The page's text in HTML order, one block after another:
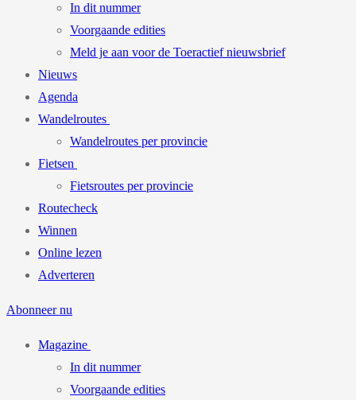
In dit nummer
Voorgaande edities
Meld je aan voor de Toeractief nieuwsbrief
Nieuws
Agenda
Wandelroutes
Wandelroutes per provincie
Fietsen
Fietsroutes per provincie
Routecheck
Winnen
Online lezen
Adverteren
Abonneer nu
Magazine
In dit nummer
Voorgaande edities